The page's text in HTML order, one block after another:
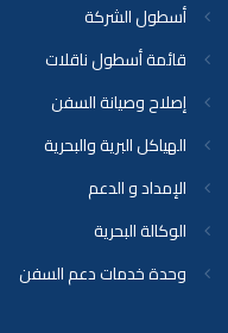
أسطول الشركة
قائمة أسطول ناقلات
إصلاح وصيانة السفن
الهياكل البرية والبحرية
الإمداد و الدعم
الوكالة البحرية
وحدة خدمات دعم السفن